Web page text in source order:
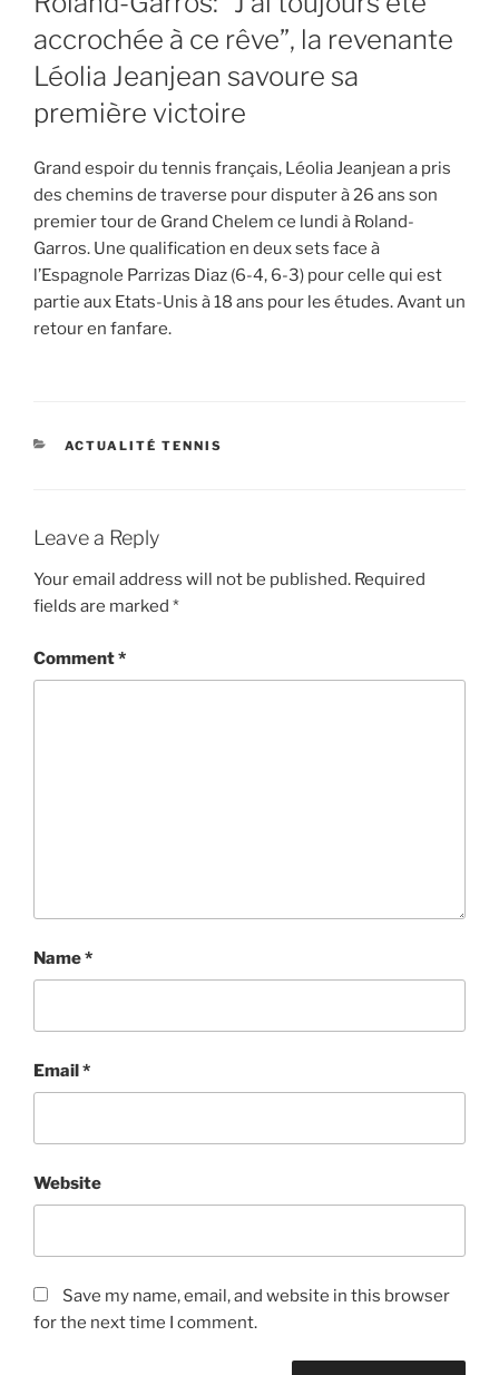
accrochée à ce rêve”, la revenante
Léolia Jeanjean savoure sa
première victoire
Grand espoir du tennis français, Léolia Jeanjean a pris
des chemins de traverse pour disputer à 26 ans son
premier tour de Grand Chelem ce lundi à Roland-
Garros. Une qualification en deux sets face à
l’Espagnole Parrizas Diaz (6-4, 6-3) pour celle qui est
partie aux Etats-Unis à 18 ans pour les études. Avant un
retour en fanfare.
CATEGORIES
ACTUALITÉ TENNIS
Leave a Reply
Your email address will not be published. Required
fields are marked *
Comment*
Name*
Email*
Website
Save my name, email, and website in this browser
for the next time I comment.